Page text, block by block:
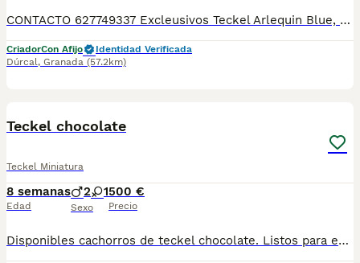
CONTACTO 627749337 Excleusivos Teckel Arlequin Blue, se entregan vacunados, desparasitados con su cartilla veterinaria. Criador profesional con afijo de la RSCE y FCI Centro de cria autorizado con núcleo zoológico Registro de criador autorizado
CriadorCon Afijo
Identidad Verificada
Dúrcal, Granada (57.2km)
Teckel chocolate
Teckel Miniatura
8 semanas
Edad
2 1
Sexo
500 €
Precio
Disponibles cachorros de teckel chocolate. Listos para entregar con revisión veterinaria. Vacunados y desparasitados. Se pueden llevar a destino. Más información en mi wasaps 647506660.